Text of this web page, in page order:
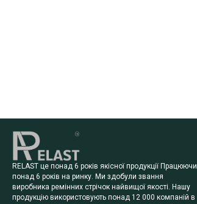
RELAST це понад 6 років якісної продукції Працюючи
понад 6 років на ринку. Ми здобули звання
виробника ремінних стрічок найвищої якості. Нашу
продукцію використовують понад 12 000 компаній в